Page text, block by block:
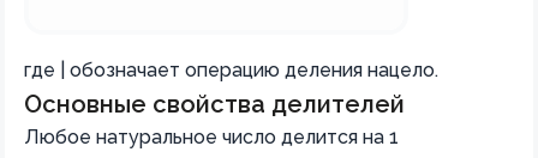
где | обозначает операцию деления нацело.
Основные свойства делителей
Любое натуральное число делится на 1